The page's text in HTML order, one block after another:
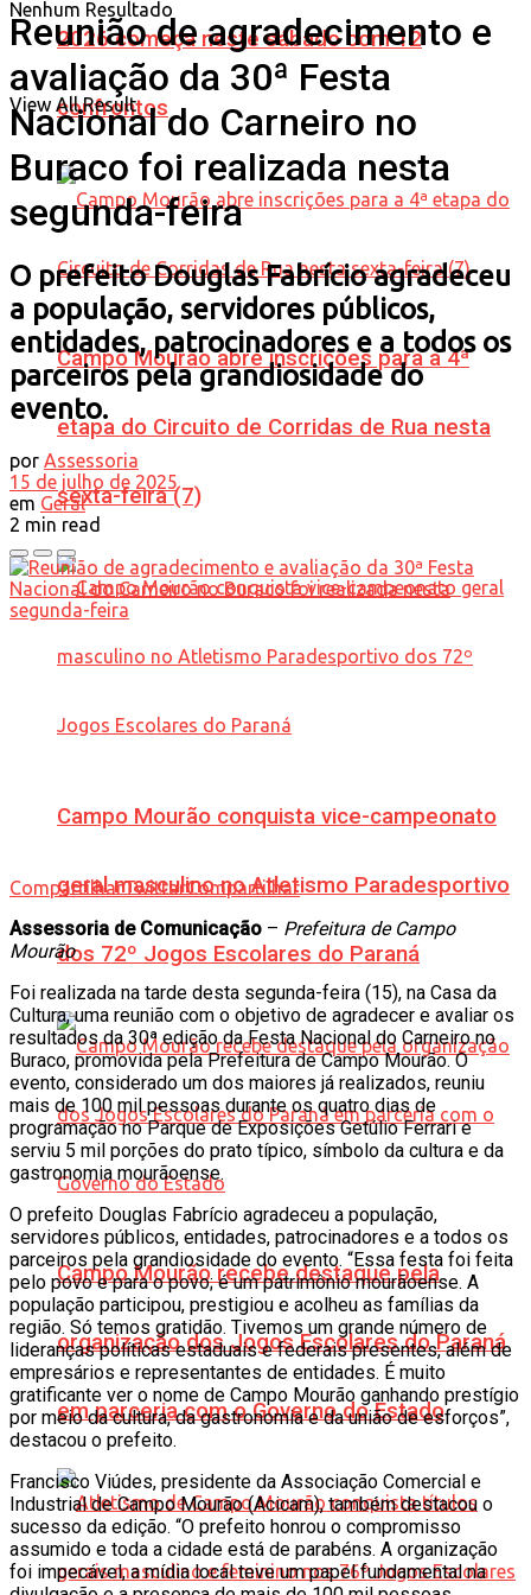
2026 começa neste sábado com 12
confrontos
Campo Mourão abre inscrições para a 4ª
etapa do Circuito de Corridas de Rua nesta
sexta-feira (7)
Campo Mourão conquista vice-campeonato
geral masculino no Atletismo Paradesportivo
dos 72º Jogos Escolares do Paraná
Campo Mourão recebe destaque pela
organização dos Jogos Escolares do Paraná
em parceria com o Governo do Estado
Nenhum Resultado
View All Result
Reunião de agradecimento e
avaliação da 30ª Festa
Nacional do Carneiro no
Buraco foi realizada nesta
segunda-feira
O prefeito Douglas Fabrício agradeceu
a população, servidores públicos,
entidades, patrocinadores e a todos os
parceiros pela grandiosidade do
evento.
por Assessoria
15 de julho de 2025
em Geral
2 min read
CompartilharTwittarCompartilhar
Assessoria de Comunicação – Prefeitura de Campo
Mourão
Foi realizada na tarde desta segunda-feira (15), na Casa da
Cultura, uma reunião com o objetivo de agradecer e avaliar os
resultados da 30ª edição da Festa Nacional do Carneiro no
Buraco, promovida pela Prefeitura de Campo Mourão. O
evento, considerado um dos maiores já realizados, reuniu
mais de 100 mil pessoas durante os quatro dias de
programação no Parque de Exposições Getúlio Ferrari e
serviu 5 mil porções do prato típico, símbolo da cultura e da
gastronomia mourãoense.
O prefeito Douglas Fabrício agradeceu a população,
servidores públicos, entidades, patrocinadores e a todos os
parceiros pela grandiosidade do evento. “Essa festa foi feita
pelo povo e para o povo; é um patrimônio mourãoense. A
população participou, prestigiou e acolheu as famílias da
região. Só temos gratidão. Tivemos um grande número de
lideranças políticas estaduais e federais presentes, além de
empresários e representantes de entidades. É muito
gratificante ver o nome de Campo Mourão ganhando prestígio
por meio da cultura, da gastronomia e da união de esforços”,
destacou o prefeito.
Francisco Viúdes, presidente da Associação Comercial e
Industrial de Campo Mourão (Acicam), também destacou o
sucesso da edição. “O prefeito honrou o compromisso
assumido e toda a cidade está de parabéns. A organização
foi impecável, a mídia local teve um papel fundamental na